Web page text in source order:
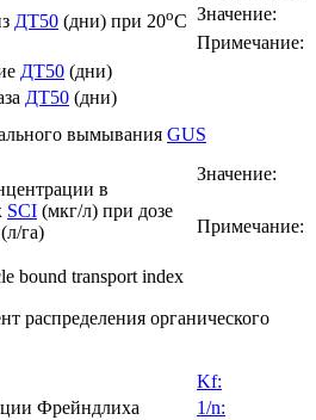
ДТ50 (дни) при 20oC Значение:
Примечание:
ДТ50 (дни)
ДТ50 (дни)
вымывания GUS
в
SCI (мкг/л) при дозе
га)
Значение:
Примечание:
bound transport index
распределения органического
Фрейндлиха
Kf:
1/n: